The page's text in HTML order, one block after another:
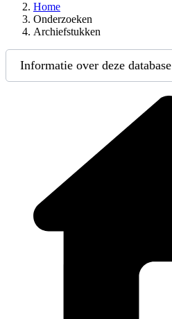
Home
Onderzoeken
Archiefstukken
Informatie over deze database